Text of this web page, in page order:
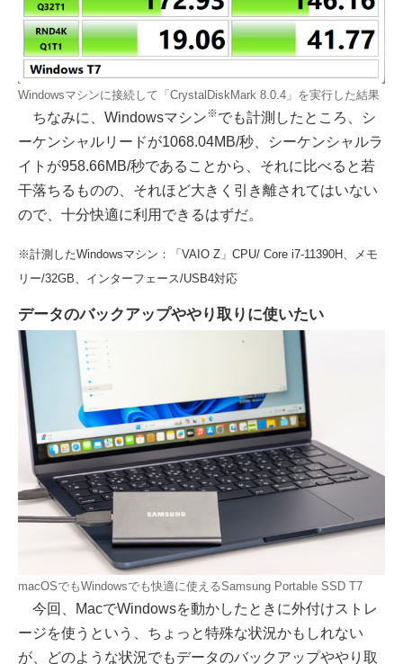
Windowsマシンに接続して「CrystalDiskMark 8.0.4」を実行した結果
ちなみに、Windowsマシン※でも計測したところ、シ
ーケンシャルリードが1068.04MB/秒、シーケンシャルラ
イトが958.66MB/秒であることから、それに比べると若
干落ちるものの、それほど大きく引き離されてはいない
ので、十分快適に利用できるはずだ。
※計測したWindowsマシン：「VAIO Z」CPU/ Core i7-11390H、メモ
リー/32GB、インターフェース/USB4対応
データのバックアップややり取りに使いたい
macOSでもWindowsでも快適に使えるSamsung Portable SSD T7
今回、MacでWindowsを動かしたときに外付けストレ
ージを使うという、ちょっと特殊な状況かもしれない
が、どのような状況でもデータのバックアップややり取